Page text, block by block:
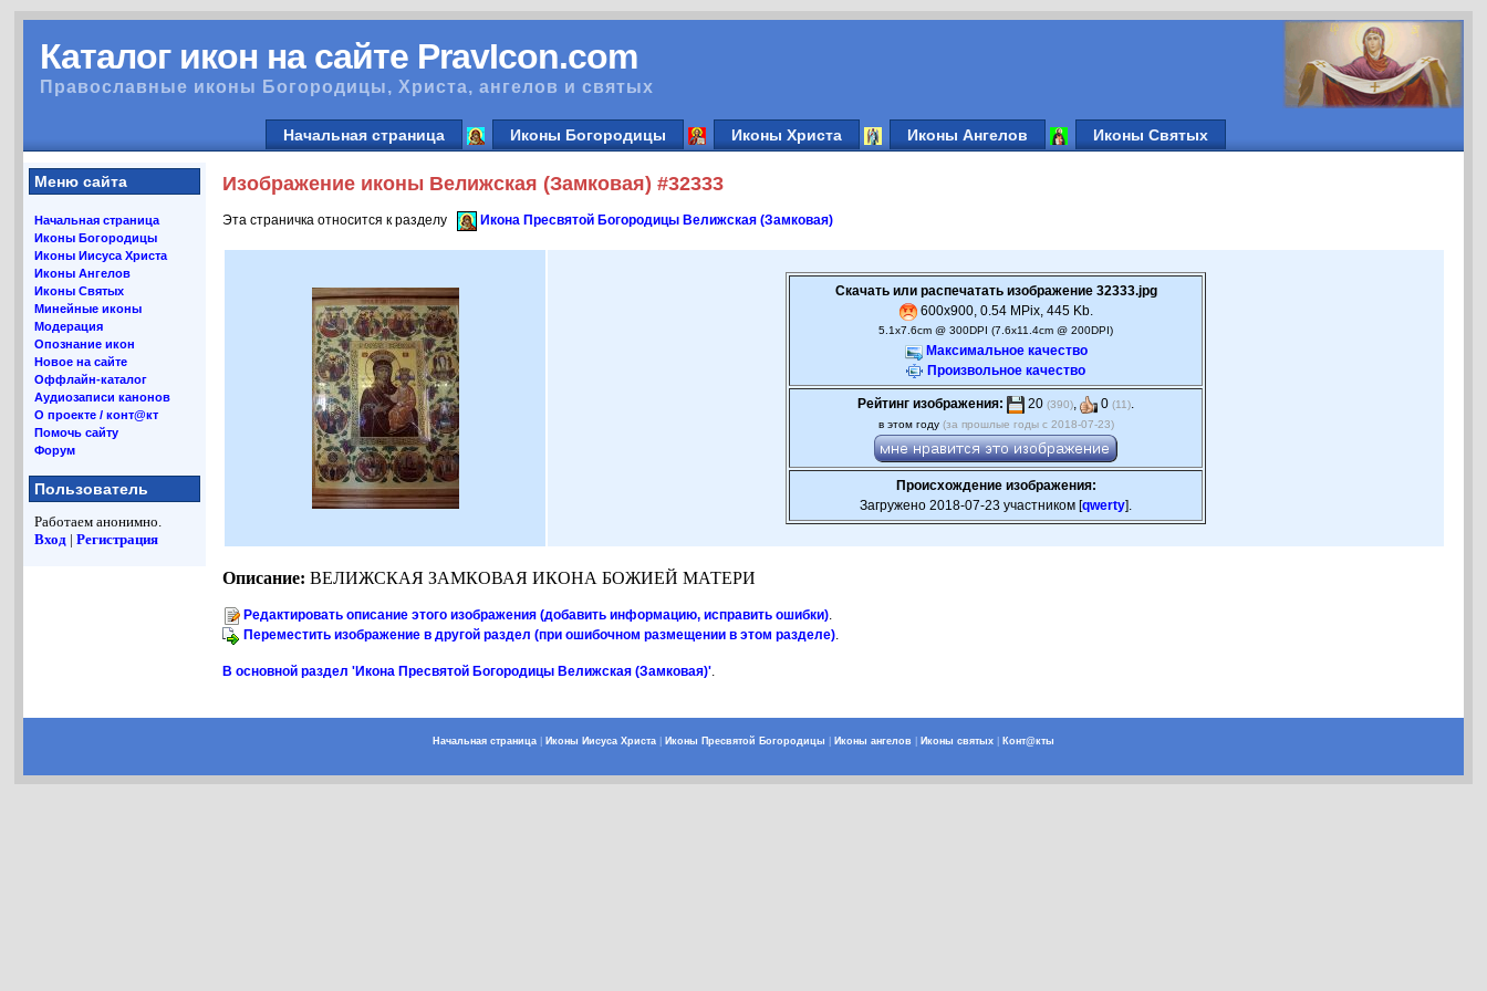
Каталог икон на сайте PravIcon.com
Православные иконы Богородицы, Христа, ангелов и святых
Начальная страница Иконы Богородицы Иконы Христа Иконы Ангелов Иконы Святых
Меню сайта
Начальная страница
Иконы Богородицы
Иконы Иисуса Христа
Иконы Ангелов
Иконы Святых
Минейные иконы
Модерация
Опознание икон
Новое на сайте
Оффлайн-каталог
Аудиозаписи канонов
О проекте / конт@кт
Помочь сайту
Форум
Пользователь
Работаем анонимно.
Вход |Регистрация
Изображение иконы Велижская (Замковая) #32333
Эта страничка относится к разделу Икона Пресвятой Богородицы Велижская (Замковая)
Скачать или распечатать изображение 32333.jpg
600x900, 0.54 MPix, 445 Kb.
5.1x7.6cm @ 300DPI (7.6x11.4cm @ 200DPI)
Максимальное качество
Произвольное качество
Рейтинг изображения: 20(390), 0(11).
в этом году (за прошлые годы с 2018-07-23)
Происхождение изображения:
Загружено 2018-07-23 участником [qwerty].
Описание: ВЕЛИЖСКАЯ ЗАМКОВАЯ ИКОНА БОЖИЕЙ МАТЕРИ
Редактировать описание этого изображения (добавить информацию, исправить ошибки).
Переместить изображение в другой раздел (при ошибочном размещении в этом разделе).
В основной раздел 'Икона Пресвятой Богородицы Велижская (Замковая)'.
Начальная страница Иконы Иисуса Христа Иконы Пресвятой Богородицы Иконы ангелов Иконы святых Конт@кты